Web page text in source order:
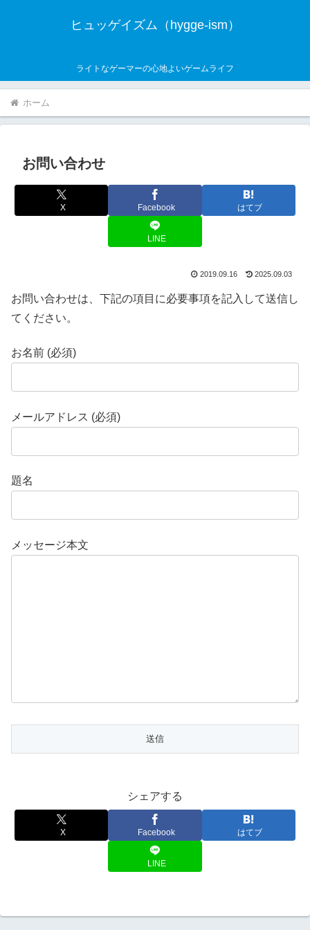
ヒュッゲイズム（hygge-ism）
ライトなゲーマーの心地よいゲームライフ
ホーム
お問い合わせ
X Facebook はてブ
LINE
2019.09.16 2025.09.03
お問い合わせは、下記の項目に必要事項を記入して送信し
てください。
お名前 (必須)
メールアドレス (必須)
題名
メッセージ本文
シェアする
X Facebook はてブ
LINE